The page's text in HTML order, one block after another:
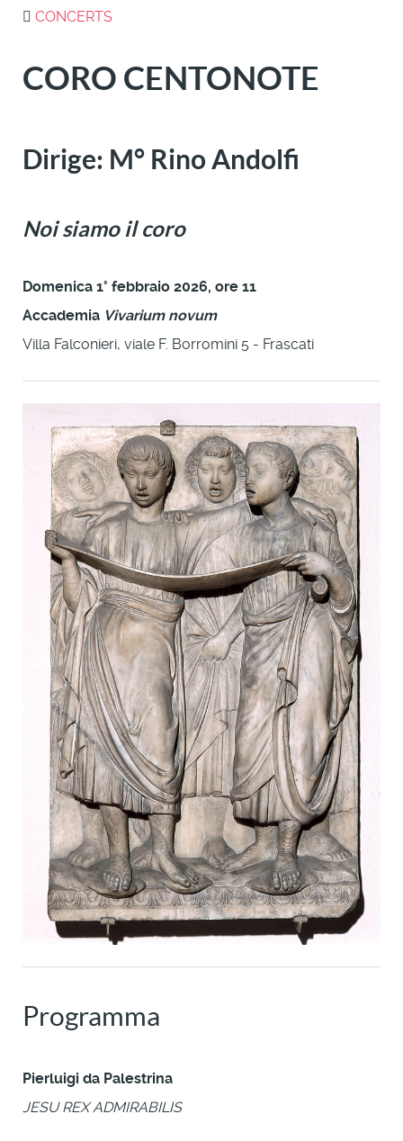
CONCERTS
CORO CENTONOTE
Dirige: M° Rino Andolfi
Noi siamo il coro
Domenica 1° febbraio 2026, ore 11
Accademia Vivarium novum
Villa Falconieri, viale F. Borromini 5 - Frascati
Programma
Pierluigi da Palestrina
JESU REX ADMIRABILIS